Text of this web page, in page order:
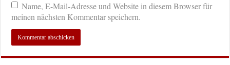
Name, E-Mail-Adresse und Website in diesem Browser für
meinen nächsten Kommentar speichern.